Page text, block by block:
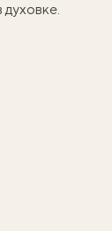
духовке.